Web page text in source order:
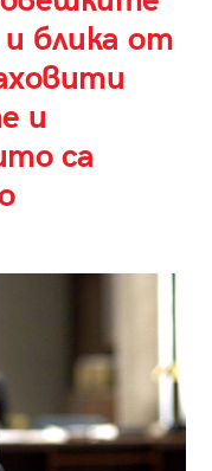
блика от
и
са